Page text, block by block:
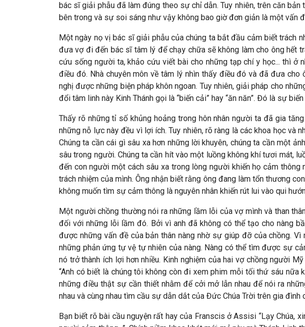
bác sĩ giải phẫu đã làm đúng theo sự chỉ dẫn. Tuy nhiên, trên căn
bên trong và sự soi sáng như vậy không bao giờ đơn giản là một vấn
Một ngày nọ vị bác sĩ giải phẫu của chúng ta bắt đầu cảm biết trách
đưa vợ đi đến bác sĩ tâm lý để chạy chữa sẽ không làm cho ông hết
cứu sống người ta, khảo cứu viết bài cho những tạp chí y học... thì ở
điều đó. Nhà chuyên môn về tâm lý nhìn thấy điều đó và đã đưa
nghị được những biện pháp khôn ngoan. Tuy nhiên, giải pháp cho
đổi tâm linh này Kinh Thánh gọi là “biến cải” hay “ăn năn”. Đó là sự
Thấy rõ những tỉ số khủng hoảng trong hôn nhân người ta đã gia
những nỗ lực này đều vì lợi ích. Tuy nhiên, rõ ràng là các khoa học
Chúng ta cần cái gì sâu xa hơn những lời khuyên, chúng ta cần một
sâu trong người. Chúng ta cần hít vào một luồng không khí tươi mát,
đến con người một cách sâu xa trong lòng người khiến họ cảm thông
trách nhiệm của mình. Ông nhận biết rằng ông đang làm tổn thương
không muốn tìm sự cảm thông là nguyên nhân khiến rút lui vào qui
Một người chồng thường nói ra những lầm lỗi của vợ mình và than
đối với những lỗi lầm đó. Bởi vì anh đã không có thể tạo cho nàng
được những vấn đề của bản thân nàng nhờ sự giúp đỡ của chồng.
những phản ứng tự vệ tự nhiên của nàng. Nàng có thể tìm được sự
nó trở thành ích lợi hơn nhiều. Kinh nghiệm của hai vợ chồng người
“Anh có biết là chúng tôi không còn đi xem phim mỗi tối thứ sáu
những điều thật sự cần thiết nhằm để cởi mở lẫn nhau để nói ra
nhau và cùng nhau tìm cầu sự dẫn dắt của Đức Chúa Trời trên gia đình
Bạn biết rõ bài cầu nguyện rất hay của Franscis ở Assisi “Lạy